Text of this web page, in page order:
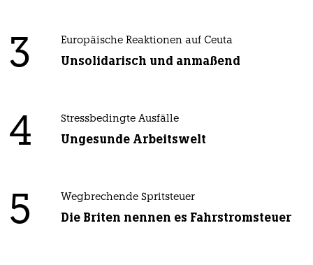
3 Europäische Reaktionen auf Ceuta
Unsolidarisch und anmaßend
4 Stressbedingte Ausfälle
Ungesunde Arbeitswelt
5 Wegbrechende Spritsteuer
Die Briten nennen es Fahrstromsteuer